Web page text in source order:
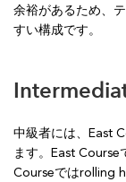
余裕があるため、
すい構成です。
中級者には、East
ます。East Course
Courseではrolling